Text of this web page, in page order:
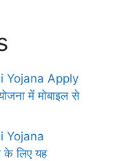
Yojana Apply
में मोबाइल से
Yojana
के लिए यह